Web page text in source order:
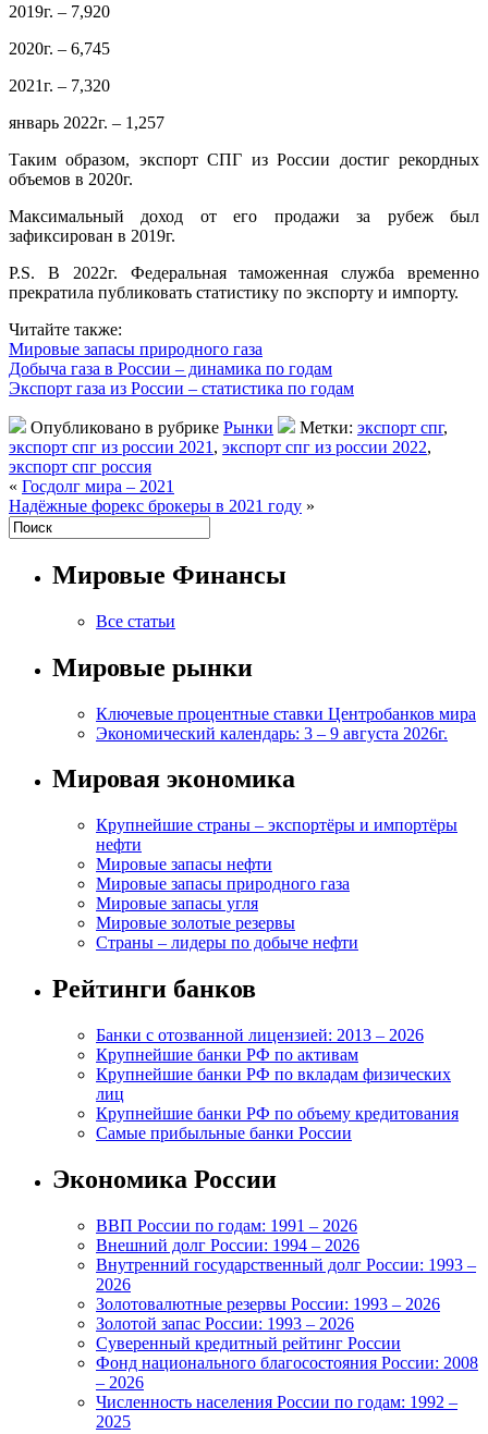
2019г. – 7,920
2020г. – 6,745
2021г. – 7,320
январь 2022г. – 1,257
Таким образом, экспорт СПГ из России достиг рекордных
объемов в 2020г.
Максимальный доход от его продажи за рубеж был
зафиксирован в 2019г.
P.S. В 2022г. Федеральная таможенная служба временно
прекратила публиковать статистику по экспорту и импорту.
Читайте также:
Мировые запасы природного газа
Добыча газа в России – динамика по годам
Экспорт газа из России – статистика по годам
Опубликовано в рубрике Рынки Метки: экспорт спг,
экспорт спг из россии 2021 , экспорт спг из россии 2022,
экспорт спг россия
« Госдолг мира – 2021
Надёжные форекс брокеры в 2021 году »
Мировые Финансы
Все статьи
Мировые рынки
Ключевые процентные ставки Центробанков мира
Экономический календарь: 3 – 9 августа 2026г.
Мировая экономика
Крупнейшие страны – экспортёры и импортёры
нефти
Мировые запасы нефти
Мировые запасы природного газа
Мировые запасы угля
Мировые золотые резервы
Страны – лидеры по добыче нефти
Рейтинги банков
Банки с отозванной лицензией: 2013 – 2026
Крупнейшие банки РФ по активам
Крупнейшие банки РФ по вкладам физических
лиц
Крупнейшие банки РФ по объему кредитования
Самые прибыльные банки России
Экономика России
ВВП России по годам: 1991 – 2026
Внешний долг России: 1994 – 2026
Внутренний государственный долг России: 1993 –
2026
Золотовалютные резервы России: 1993 – 2026
Золотой запас России: 1993 – 2026
Суверенный кредитный рейтинг России
Фонд национального благосостояния России: 2008
– 2026
Численность населения России по годам: 1992 –
2025